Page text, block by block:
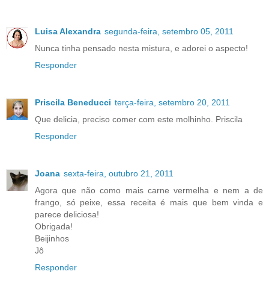
Luisa Alexandra segunda-feira, setembro 05, 2011
Nunca tinha pensado nesta mistura, e adorei o aspecto!
Responder
Priscila Beneducci terça-feira, setembro 20, 2011
Que delicia, preciso comer com este molhinho. Priscila
Responder
Joana sexta-feira, outubro 21, 2011
Agora que não como mais carne vermelha e nem a de
frango, só peixe, essa receita é mais que bem vinda e
parece deliciosa!
Obrigada!
Beijinhos
Jô
Responder